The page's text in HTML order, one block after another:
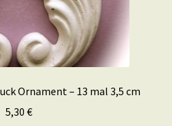
Ornament – 13 mal 3,5 cm
5,30 €